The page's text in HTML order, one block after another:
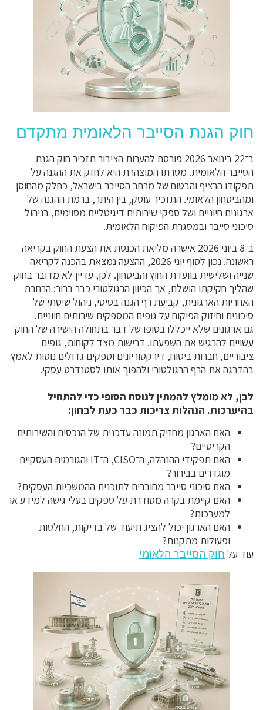
חוק הגנת הסייבר הלאומית מתקדם
ב־22 בינואר 2026 פורסם להערות הציבור תזכיר חוק הגנת
הסייבר הלאומית. מטרתו המוצהרת היא לחזק את ההגנה על
תפקודו הרציף והבטוח של מרחב הסייבר בישראל, כחלק מהחוסן
ומהביטחון הלאומי. התזכיר עוסק, בין היתר, ברמת ההגנה של
ארגונים חיוניים ושל ספקי שירותים דיגיטליים מסוימים, בניהול
סיכוני סייבר ובמסגרת הפיקוח הלאומית.
ב־8 ביוני 2026 אישרה מליאת הכנסת את הצעת החוק בקריאה
ראשונה. נכון לסוף יוני 2026, ההצעה נמצאת בהכנה לקריאה
שנייה ושלישית בוועדת החוץ והביטחון. לכן, עדיין לא מדובר בחוק
שהליך חקיקתו הושלם, אך הכיוון הרגולטורי כבר ברור: הרחבת
האחריות הארגונית, קביעת רף הגנה בסיסי, ניהול שיטתי של
סיכונים וחיזוק הפיקוח על גופים המספקים שירותים חיוניים.
גם ארגונים שלא ייכללו בסופו של דבר בתחולה הישירה של החוק
עשויים להרגיש את השפעתו. דרישות מצד לקוחות, גופים
ציבוריים, חברות ביטוח, דירקטוריונים וספקים גדולים נוטות לאמץ
בהדרגה את הרף הרגולטורי ולהפוך אותו לסטנדרט עסקי.
לכן, לא מומלץ להמתין לנוסח הסופי כדי להתחיל
בהיערכות. הנהלות צריכות כבר כעת לבחון:
האם הארגון מחזיק תמונה עדכנית של הנכסים והשירותים
הקריטיים?
האם תפקידי ההנהלה, ה־CISO, ה־IT והגורמים העסקיים
מוגדרים בבירור?
האם סיכוני סייבר מחוברים לתוכנית ההמשכיות העסקית?
האם קיימת בקרה מסודרת על ספקים בעלי גישה למידע או
למערכות?
האם הארגון יכול להציג תיעוד של בדיקות, החלטות
ופעולות מתקנות?
עוד על חוק הסייבר הלאומי